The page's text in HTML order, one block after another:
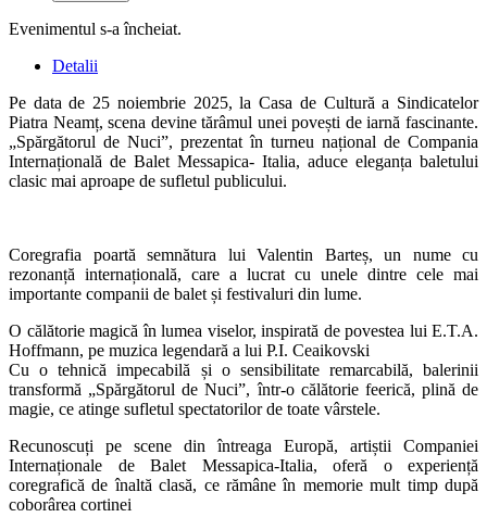
Evenimentul s-a încheiat.
Detalii
Pe data de 25 noiembrie 2025, la Casa de Cultură a Sindicatelor
Piatra Neamț, scena devine tărâmul unei povești de iarnă fascinante.
„Spărgătorul de Nuci”, prezentat în turneu național de Compania
Internațională de Balet Messapica- Italia, aduce eleganța baletului
clasic mai aproape de sufletul publicului.
Coregrafia poartă semnătura lui Valentin Barteș, un nume cu
rezonanță internațională, care a lucrat cu unele dintre cele mai
importante companii de balet și festivaluri din lume.
O călătorie magică în lumea viselor, inspirată de povestea lui E.T.A.
Hoffmann, pe muzica legendară a lui P.I. Ceaikovski
Cu o tehnică impecabilă și o sensibilitate remarcabilă, balerinii
transformă „Spărgătorul de Nuci”, într-o călătorie feerică, plină de
magie, ce atinge sufletul spectatorilor de toate vârstele.
Recunoscuți pe scene din întreaga Europă, artiștii Companiei
Internaționale de Balet Messapica-Italia, oferă o experiență
coregrafică de înaltă clasă, ce rămâne în memorie mult timp după
coborârea cortinei